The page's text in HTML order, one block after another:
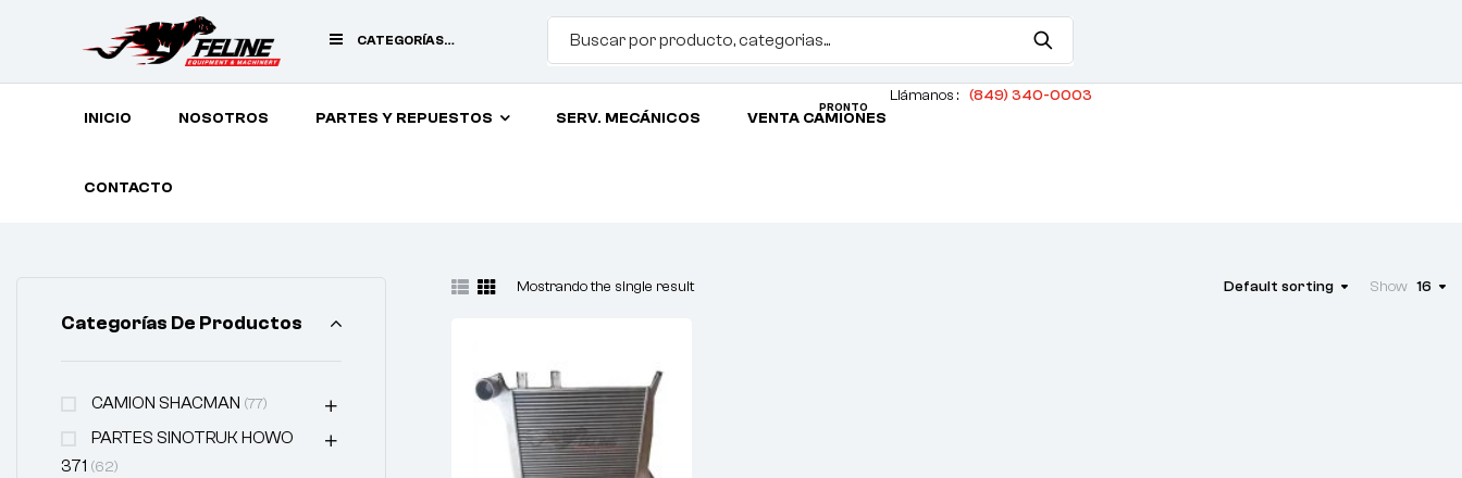
CATEGORÍAS
INICIO NOSOTROS PARTES Y REPUESTOS SERV. MECÁNICOS VENTA CAMIONES
PRONTO
CONTACTO
Llámanos : (849) 340-0003
Mostrando the single result Default sorting Show 16
Categorías De Productos
CAMION SHACMAN (77)
PARTES SINOTRUK HOWO
371 (62)